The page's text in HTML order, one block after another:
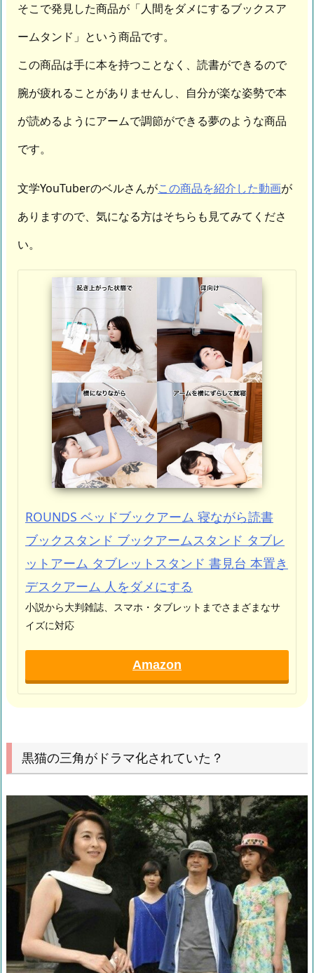
そこで発見した商品が「人間をダメにするブックスア
ームタンド」という商品です。
この商品は手に本を持つことなく、読書ができるので
腕が疲れることがありませんし、自分が楽な姿勢で本
が読めるようにアームで調節ができる夢のような商品
です。
文学YouTuberのベルさんがこの商品を紹介した動画が
ありますので、気になる方はそちらも見てみてくださ
い。
ROUNDS ベッドブックアーム 寝ながら読書
ブックスタンド ブックアームスタンド タブレ
ットアーム タブレットスタンド 書見台 本置き
デスクアーム 人をダメにする
小説から大判雑誌、スマホ・タブレットまでさまざまなサ
イズに対応
Amazon
黒猫の三角がドラマ化されていた？